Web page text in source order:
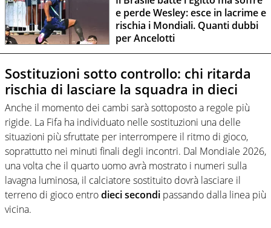
e perde Wesley: esce in lacrime e
rischia i Mondiali. Quanti dubbi
per Ancelotti
Sostituzioni sotto controllo: chi ritarda
rischia di lasciare la squadra in dieci
Anche il momento dei cambi sarà sottoposto a regole più
rigide. La Fifa ha individuato nelle sostituzioni una delle
situazioni più sfruttate per interrompere il ritmo di gioco,
soprattutto nei minuti finali degli incontri. Dal Mondiale 2026,
una volta che il quarto uomo avrà mostrato i numeri sulla
lavagna luminosa, il calciatore sostituito dovrà lasciare il
terreno di gioco entrodieci secondi passando dalla linea più
vicina.